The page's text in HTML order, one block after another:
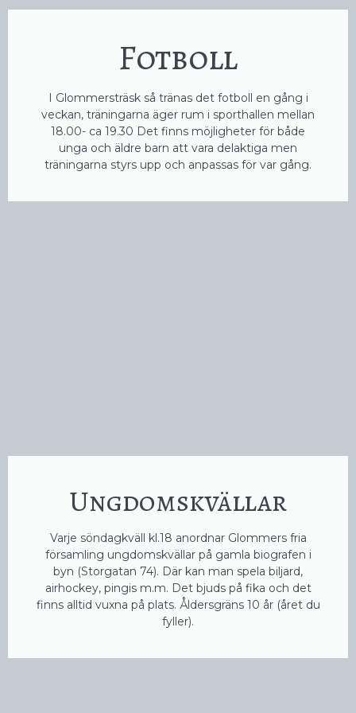
Fotboll
I Glommersträsk så tränas det fotboll en gång i
veckan, träningarna äger rum i sporthallen mellan
18.00- ca 19.30 Det finns möjligheter för både
unga och äldre barn att vara delaktiga men
träningarna styrs upp och anpassas för var gång.
Ungdomskvällar
Varje söndagkväll kl.18 anordnar Glommers fria
församling ungdomskvällar på gamla biografen i
byn (Storgatan 74). Där kan man spela biljard,
airhockey, pingis m.m. Det bjuds på fika och det
finns alltid vuxna på plats. Åldersgräns 10 år (året du
fyller).